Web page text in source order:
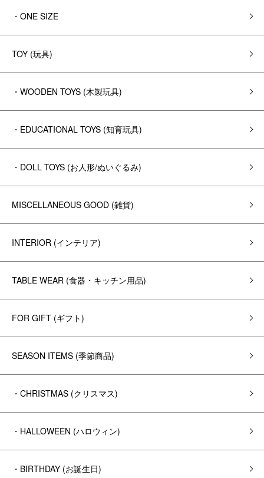
・ONE SIZE
TOY (玩具)
・WOODEN TOYS (木製玩具)
・EDUCATIONAL TOYS (知育玩具)
・DOLL TOYS (お人形/ぬいぐるみ)
MISCELLANEOUS GOOD (雑貨)
INTERIOR (インテリア)
TABLE WEAR (食器・キッチン用品)
FOR GIFT (ギフト)
SEASON ITEMS (季節商品)
・CHRISTMAS (クリスマス)
・HALLOWEEN (ハロウィン)
・BIRTHDAY (お誕生日)